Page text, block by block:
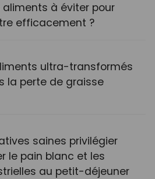
aliments à éviter pour
efficacement ?
ultra-transformés
la perte de graisse
saines privilégier
le pain blanc et les
au petit-déjeuner